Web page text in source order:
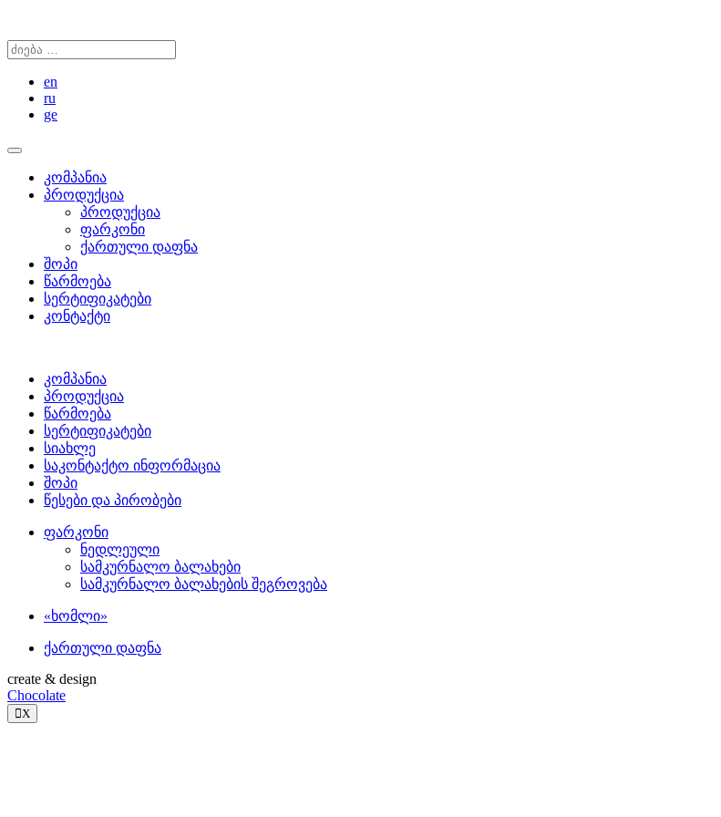
to
content
Search
for
en
ru
ge
Toggle
navigationკომპანია
პროდუქცია
პროდუქცია
ფარკონი
ქართული დაფნა
შოპი
წარმოება
სერტიფიკატები
კონტაქტი
კომპანია
პროდუქცია
წარმოება
სერტიფიკატები
სიახლე
საკონტაქტო ინფორმაცია
შოპი
წესები და პირობები
ფარკონი
ნედლეული
სამკურნალო ბალახები
სამკურნალო ბალახების შეგროვება
«ხომლი»
ქართული დაფნა
create & design
Chocolate
X